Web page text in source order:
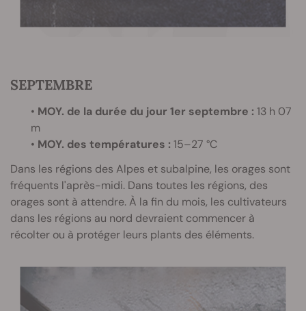
SEPTEMBRE
• MOY. de la durée du jour 1er septembre : 13 h 07
m
• MOY. des températures : 15–27 °C
Dans les régions des Alpes et subalpine, les orages sont
fréquents l'après-midi. Dans toutes les régions, des
orages sont à attendre. À la fin du mois, les cultivateurs
dans les régions au nord devraient commencer à
récolter ou à protéger leurs plants des éléments.